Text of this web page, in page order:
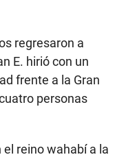
regresaron a
E. hirió con un
frente a la Gran
personas
reino wahabí a la